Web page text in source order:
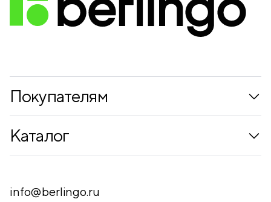
Покупателям
Контакты
Каталог
Письменные принадлежности
info@berlingo.ru